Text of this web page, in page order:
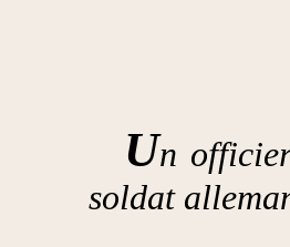
Un
soldat